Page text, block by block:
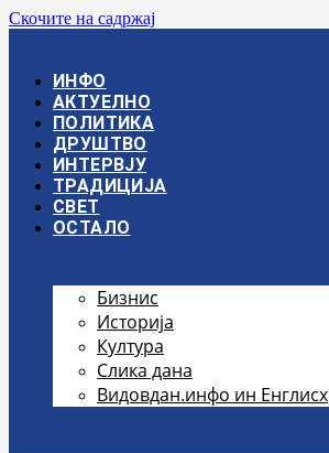
Скочите на садржај
ИНФО
АКТУЕЛНО
ПОЛИТИКА
ДРУШТВО
ИНТЕРВЈУ
ТРАДИЦИЈА
СВЕТ
ОСТАЛО
Бизнис
Историја
Култура
Слика дана
Видовдан.инфо ин Енглисх